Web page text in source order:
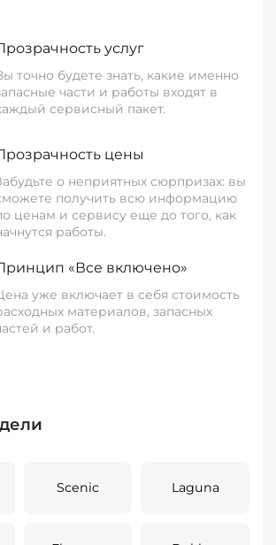
услуг
точно будете знать, какие именно
части и работы входят в
сервисный пакет.
цены
о неприятных сюрпризах: вы
получить всю информацию
ценам и сервису еще до того, как
работы.
«Все включено»
уже включает в себя стоимость
материалов, запасных
и работ.
Scenic Laguna